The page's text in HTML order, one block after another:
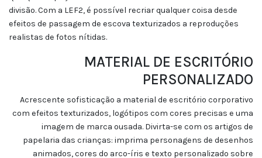
divisão. Com a LEF2, é possível recriar qualquer coisa desde
efeitos de passagem de escova texturizados a reproduções
realistas de fotos nítidas.
MATERIAL DE ESCRITÓRIO
PERSONALIZADO
Acrescente sofisticação a material de escritório corporativo
com efeitos texturizados, logótipos com cores precisas e uma
imagem de marca ousada. Divirta-se com os artigos de
papelaria das crianças: imprima personagens de desenhos
animados, cores do arco-íris e texto personalizado sobre